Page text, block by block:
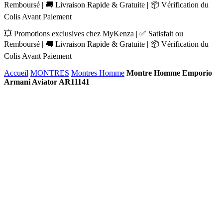
Remboursé | 🚚 Livraison Rapide & Gratuite | 📦 Vérification du
Colis Avant Paiement
💥 Promotions exclusives chez MyKenza | ✅ Satisfait ou
Remboursé | 🚚 Livraison Rapide & Gratuite | 📦 Vérification du
Colis Avant Paiement
Accueil MONTRES Montres Homme Montre Homme Emporio
Armani Aviator AR11141